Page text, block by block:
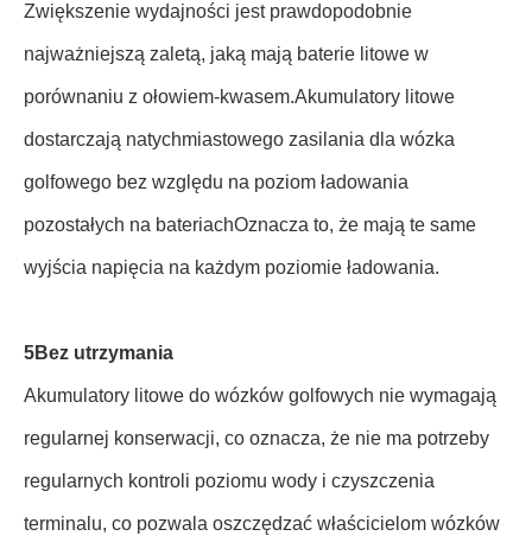
Zwiększenie wydajności jest prawdopodobnie
najważniejszą zaletą, jaką mają baterie litowe w
porównaniu z ołowiem-kwasem.Akumulatory litowe
dostarczają natychmiastowego zasilania dla wózka
golfowego bez względu na poziom ładowania
pozostałych na bateriachOznacza to, że mają te same
wyjścia napięcia na każdym poziomie ładowania.
5Bez utrzymania
Akumulatory litowe do wózków golfowych nie wymagają
regularnej konserwacji, co oznacza, że nie ma potrzeby
regularnych kontroli poziomu wody i czyszczenia
terminalu, co pozwala oszczędzać właścicielom wózków